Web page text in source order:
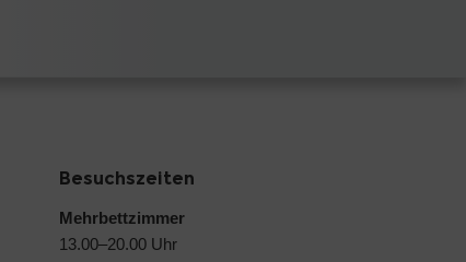
Besuchszeiten
Mehrbettzimmer
13.00–20.00 Uhr